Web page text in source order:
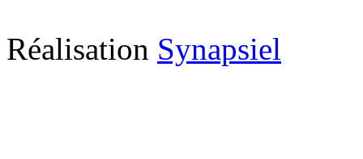
Réalisation Synapsiel